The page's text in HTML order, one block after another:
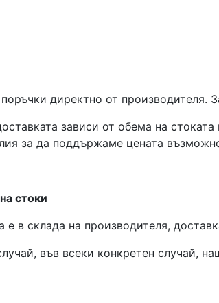
директно от производителя.
зависи от обема на
за да поддържаме цената
стоки
е в склада на производителя,
във всеки конкретен случай,